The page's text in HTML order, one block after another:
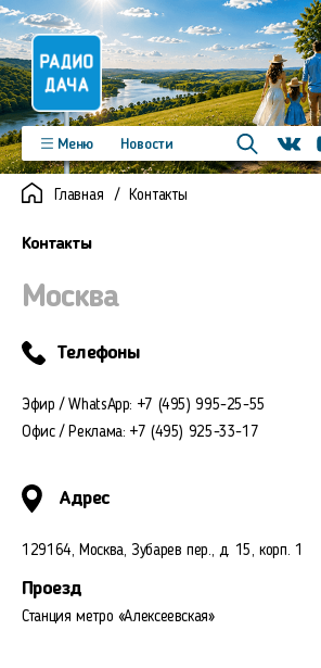
Меню
Новости
Программы
Подкасты
Новинки
Фото
Видео
Главная Контакты
Контакты
Москва
Телефоны
Эфир / WhatsApp: +7 (495) 995-25-55
Офис / Реклама: +7 (495) 925-33-17
Адрес
129164, Москва, Зубарев пер., д. 15, корп. 1
Проезд
Станция метро «Алексеевская»